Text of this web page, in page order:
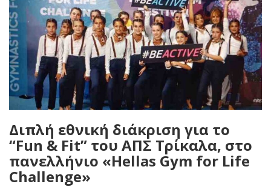
Διπλή εθνική διάκριση για το
“Fun & Fit” του ΑΠΣ Τρίκαλα, στο
πανελλήνιο «Hellas Gym for Life
Challenge»